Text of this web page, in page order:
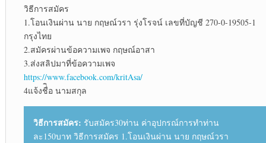
วิธีการสมัคร
1.โอนเงินผ่าน นาย กฤษณ์วรา รุ่งโรจน์ เลขที่บัญชี 270-0-19505-1
กรุงไทย
2.สมัครผ่านข้อความเพจ กฤษณ์อาสา
3.ส่งสลิปมาที่ข้อความเพจ
https://www.facebook.com/kritAsa/
4แจ้งชื่ิอ นามสกุล
วิธีการสมัคร: รับสมัคร30ท่าน ค่าอุปกรณ์การทำท่าน
ละ150บาท วิธีการสมัคร 1.โอนเงินผ่าน นาย กฤษณ์วรา